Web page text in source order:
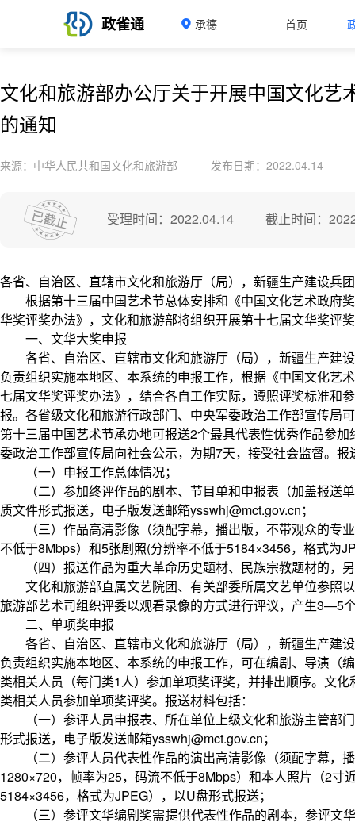
政雀通 承德 首页
文化和旅游部办公厅关于开展中国文化
的通知
来源：中华人民共和国文化和旅游部 发布日期：2022.04.14
受理时间：2022.04.14 截止时间：